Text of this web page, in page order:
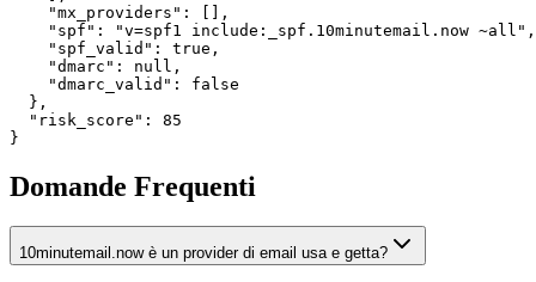
    "mx_providers": [],
    "spf": "v=spf1 include:_spf.10minutemail.now ~all",
    "spf_valid": true,
    "dmarc": null,
    "dmarc_valid": false
  },
  "risk_score": 85
}
Domande Frequenti
10minutemail.now è un provider di email usa e getta?